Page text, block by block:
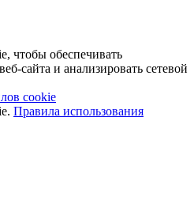
чтобы обеспечивать
сайта и анализировать сетевой
cookie
Правила использования